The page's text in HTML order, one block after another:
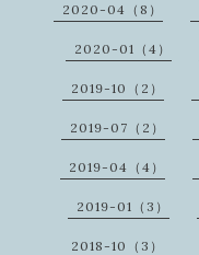
2020-04（8）
2020-01（4）
2019-10（2）
2019-07（2）
2019-04（4）
2019-01（3）
2018-10（3）